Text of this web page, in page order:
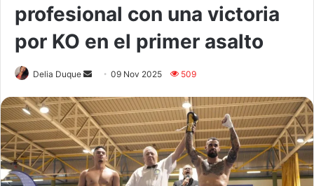
profesional con una victoria
por KO en el primer asalto
Delia Duque
n
d
a
n
e
09 Nov 2025 509